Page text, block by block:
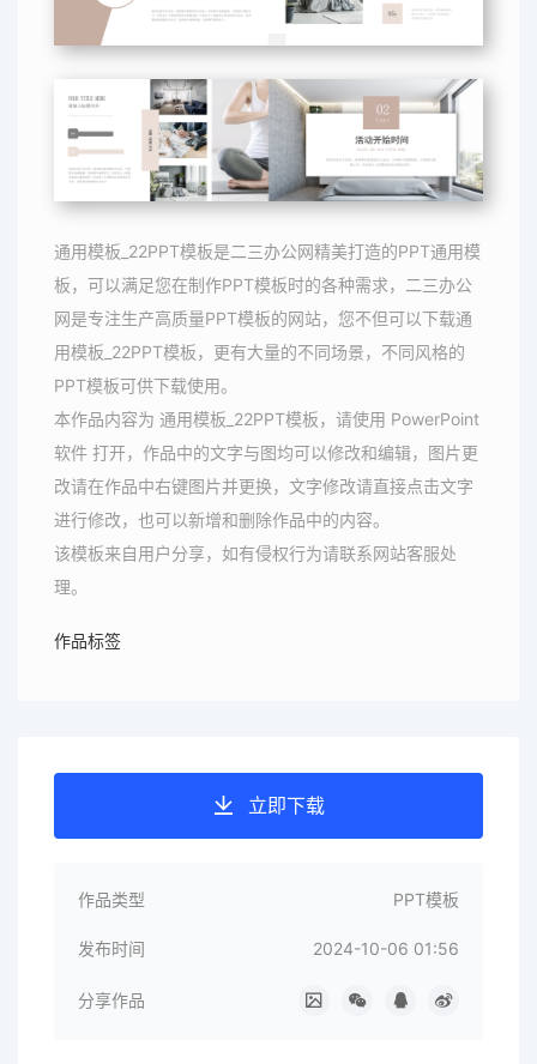
通用模板_22PPT模板是二三办公网精美打造的PPT通用模
板，可以满足您在制作PPT模板时的各种需求，二三办公
网是专注生产高质量PPT模板的网站，您不但可以下载通
用模板_22PPT模板，更有大量的不同场景，不同风格的
PPT模板可供下载使用。
本作品内容为 通用模板_22PPT模板，请使用 PowerPoint
软件 打开，作品中的文字与图均可以修改和编辑，图片更
改请在作品中右键图片并更换，文字修改请直接点击文字
进行修改，也可以新增和删除作品中的内容。
该模板来自用户分享，如有侵权行为请联系网站客服处
理。
作品标签
立即下载
作品类型 PPT模板
发布时间 2024-10-06 01:56
分享作品